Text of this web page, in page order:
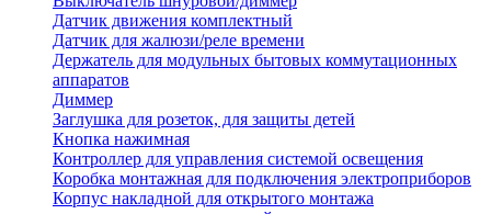
Датчик движения комплектный
Датчик для жалюзи/реле времени
Держатель для модульных бытовых коммутационных
аппаратов
Диммер
Заглушка для розеток, для защиты детей
Кнопка нажимная
Контроллер для управления системой освещения
Коробка монтажная для подключения электроприборов
Корпус накладной для открытого монтажа